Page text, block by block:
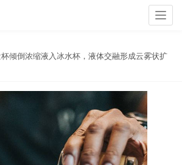
倾倒浓缩液入冰水杯，液体交融形成云雾状扩